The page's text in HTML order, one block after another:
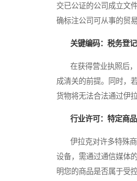
交已公证的公司成立文
确标注公司可从事的贸
关键编码：税务登
在获得营业执照后，
成清关的前提。同时，
货物将无法合法通过伊拉
行业许可：特定商
伊拉克对许多特殊商
设备，需通过通信媒体
明您的商品是否属于受